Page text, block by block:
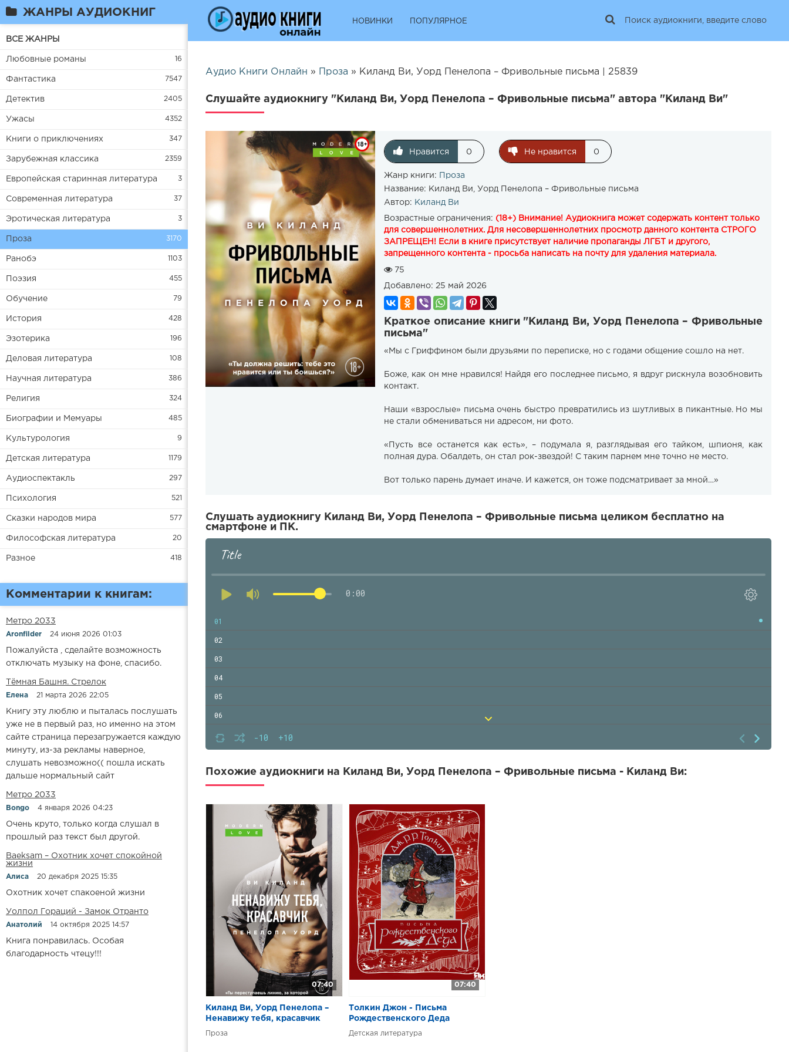
ЖАНРЫ АУДИОКНИГ
ВСЕ ЖАНРЫ
Любовные романы 16
Фантастика 7547
Детектив 2405
Ужасы 4352
Книги о приключениях 347
Зарубежная классика 2359
Европейская старинная литература 3
Современная литература 37
Эротическая литература 3
Проза 3170
Ранобэ 1103
Поэзия 455
Обучение 79
История 428
Эзотерика 196
Деловая литература 108
Научная литература 386
Религия 324
Биографии и Мемуары 485
Культурология 9
Детская литература 1179
Аудиоспектакль 297
Психология 521
Сказки народов мира 577
Философская литература 20
Разное 418
Комментарии к книгам:
Метро 2033
Aronfilder 24 июня 2026 01:03
Пожалуйста , сделайте возможность
отключать музыку на фоне, спасибо.
​​Тёмная Башня. Стрелок
Елена 21 марта 2026 22:05
Книгу эту люблю и пыталась послушать
уже не в первый раз, но именно на этом
сайте страница перезагружается каждую
минуту, из-за рекламы наверное,
слушать невозможно(( пошла искать
дальше нормальный сайт
Метро 2033
Bongo 4 января 2026 04:23
Очень круто, только когда слушал в
прошлый раз текст был другой.
Baeksam – Охотник хочет спокойной
жизни
Алиса 20 декабря 2025 15:35
Охотник хочет спакоеной жизни
Уолпол Гораций - Замок Отранто
Анатолий 14 октября 2025 14:57
Книга понравилась. Особая
благодарность чтецу!!!
НОВИНКИ ПОПУЛЯРНОЕ
Аудио Книги Онлайн » Проза » Киланд Ви, Уорд Пенелопа – Фривольные письма | 25839
Слушайте аудиокнигу "Киланд Ви, Уорд Пенелопа – Фривольные письма" автора "Киланд Ви"
Нравится 0 Не нравится 0
Жанр книги:
Проза
Название: Киланд Ви, Уорд Пенелопа – Фривольные письма
Автор: Киланд Ви
Возрастные ограничения: (18+) Внимание! Аудиокнига может содержать контент только
для совершеннолетних. Для несовершеннолетних просмотр данного контента СТРОГО
ЗАПРЕЩЕН! Если в книге присутствует наличие пропаганды ЛГБТ и другого,
запрещенного контента - просьба написать на почту для удаления материала.
75
Добавлено: 25 май 2026
Краткое описание книги "Киланд Ви, Уорд Пенелопа – Фривольные
письма"
«Мы с Гриффином были друзьями по переписке, но с годами общение сошло на нет.
Боже, как он мне нравился! Найдя его последнее письмо, я вдруг рискнула возобновить
контакт.
Наши «взрослые» письма очень быстро превратились из шутливых в пикантные. Но мы
не стали обмениваться ни адресом, ни фото.
«Пусть все останется как есть», – подумала я, разглядывая его тайком, шпионя, как
полная дура. Обалдеть, он стал рок-звездой! С таким парнем мне точно не место.
Вот только парень думает иначе. И кажется, он тоже подсматривает за мной…»
Слушать аудиокнигу Киланд Ви, Уорд Пенелопа – Фривольные письма целиком бесплатно на
смартфоне и ПК.
Title
0:00
-10 +10
01
02
03
04
05
06
07
08
09
21
22
23
Похожие аудиокниги на Киланд Ви, Уорд Пенелопа – Фривольные письма - Киланд Ви:
07:40
Киланд Ви, Уорд Пенелопа –
Ненавижу тебя, красавчик
Проза
07:40
Толкин Джон - Письма
Рождественского Деда
Детская литература